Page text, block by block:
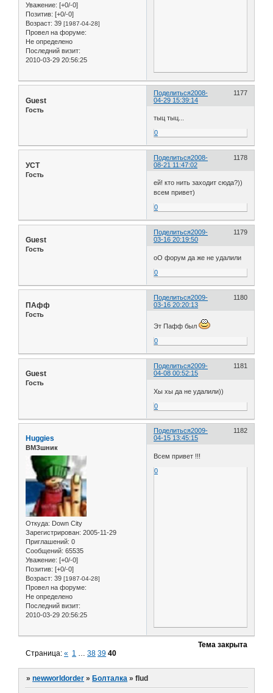
Уважение: [+0/-0]
Позитив: [+0/-0]
Возраст: 39 [1987-04-28]
Провел на форуме:
Не определено
Последний визит:
2010-03-29 20:56:25
Поделиться 1177
2008-
04-29 15:39:14
Guest
Гость
тыц тыц...
0
Поделиться 1178
2008-
08-21 11:47:02
УСТ
Гость
ей! кто нить заходит сюда?))
всем привет)
0
Поделиться 1179
2009-
03-16 20:19:50
Guest
Гость
оО форум да же не удалили
0
Поделиться 1180
2009-
03-16 20:20:13
ПАфф
Гость
Эт Пафф был
0
Поделиться 1181
2009-
04-08 00:52:15
Guest
Гость
Хы хы да не удалили))
0
Поделиться 1182
2009-
04-15 13:45:15
Huggies
ВМЗшник
Откуда: Down City
Зарегистрирован: 2005-11-29
Приглашений: 0
Сообщений: 65535
Уважение: [+0/-0]
Позитив: [+0/-0]
Возраст: 39 [1987-04-28]
Провел на форуме:
Не определено
Последний визит:
2010-03-29 20:56:25
Всем привет !!!
0
Тема закрыта
Страница:« 1 38 39 40
»newworldorder » Болталка »flud